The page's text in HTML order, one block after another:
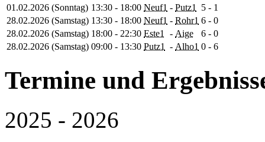
01.02.2026 (Sonntag) 13:30 - 18:00 Neuf1 - Putz1 5 - 1
28.02.2026 (Samstag) 13:30 - 18:00 Neuf1 - Rohr1 6 - 0
28.02.2026 (Samstag) 18:00 - 22:30 Este1 - Aige 6 - 0
28.02.2026 (Samstag) 09:00 - 13:30 Putz1 - Alho1 0 - 6
Termine und
2025 - 2026